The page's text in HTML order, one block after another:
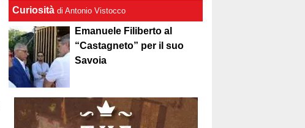
Curiosità di Antonio Vistocco
Emanuele Filiberto al
“Castagneto” per il suo
Savoia